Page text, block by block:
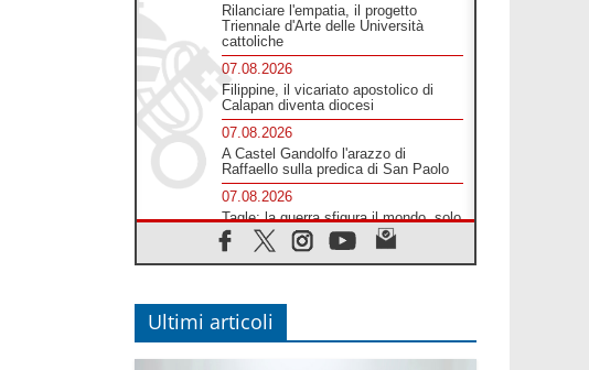
Rilanciare l'empatia, il progetto
Triennale d'Arte delle Università
cattoliche
07.08.2026
Filippine, il vicariato apostolico di
Calapan diventa diocesi
07.08.2026
A Castel Gandolfo l'arazzo di
Raffaello sulla predica di San Paolo
07.08.2026
Tagle: la guerra sfigura il mondo, solo
la rivelazione di Dio lo trasfigura
07.08.2026
07.08.2026
SIGNIS 2026, dare voce alle religiose
cattoliche nello spazio pubblico
Ultimi articoli